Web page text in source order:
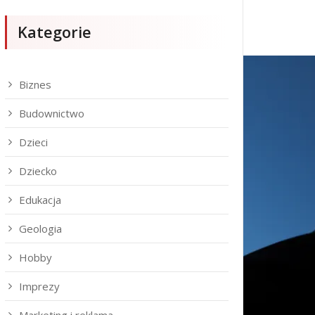
Kategorie
Biznes
Budownictwo
Dzieci
Dziecko
Edukacja
Geologia
Hobby
Imprezy